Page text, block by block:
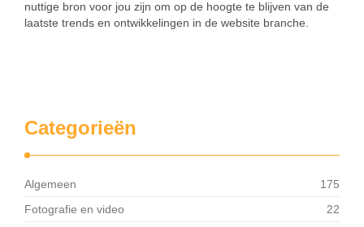
nuttige bron voor jou zijn om op de hoogte te blijven van de
laatste trends en ontwikkelingen in de website branche.
Categorieën
Algemeen
175
Fotografie en video
22